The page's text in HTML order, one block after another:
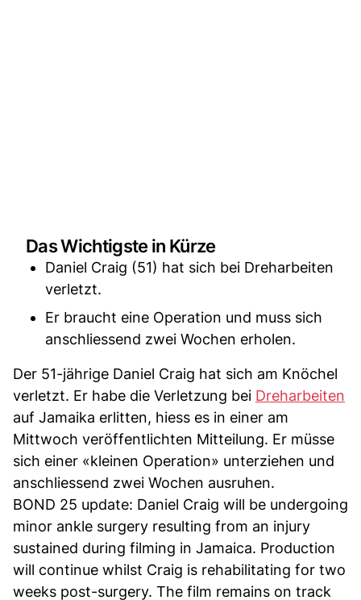
Das Wichtigste in Kürze
Daniel Craig (51) hat sich bei Dreharbeiten
verletzt.
Er braucht eine Operation und muss sich
anschliessend zwei Wochen erholen.
Der 51-jährige Daniel Craig hat sich am Knöchel
verletzt. Er habe die Verletzung bei Dreharbeiten
auf Jamaika erlitten, hiess es in einer am
Mittwoch veröffentlichten Mitteilung. Er müsse
sich einer «kleinen Operation» unterziehen und
anschliessend zwei Wochen ausruhen.
BOND 25 update: Daniel Craig will be undergoing
minor ankle surgery resulting from an injury
sustained during filming in Jamaica. Production
will continue whilst Craig is rehabilitating for two
weeks post-surgery. The film remains on track